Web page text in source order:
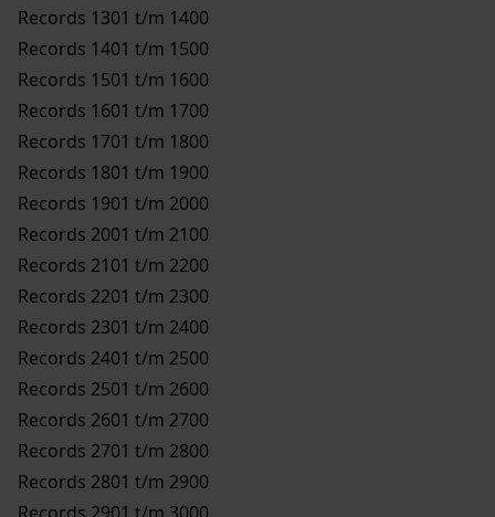
Records 1301 t/m 1400
Records 1401 t/m 1500
Records 1501 t/m 1600
Records 1601 t/m 1700
Records 1701 t/m 1800
Records 1801 t/m 1900
Records 1901 t/m 2000
Records 2001 t/m 2100
Records 2101 t/m 2200
Records 2201 t/m 2300
Records 2301 t/m 2400
Records 2401 t/m 2500
Records 2501 t/m 2600
Records 2601 t/m 2700
Records 2701 t/m 2800
Records 2801 t/m 2900